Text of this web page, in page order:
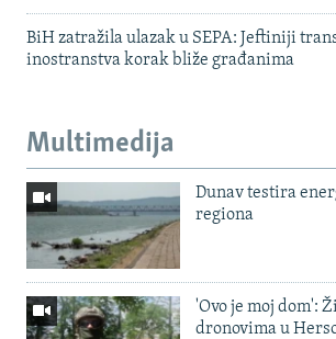
BiH zatražila ulazak u SEPA: Jeftiniji
inostranstva korak bliže građanima
Multimedija
Dunav testira
regiona
'Ovo je moj dom':
dronovima u